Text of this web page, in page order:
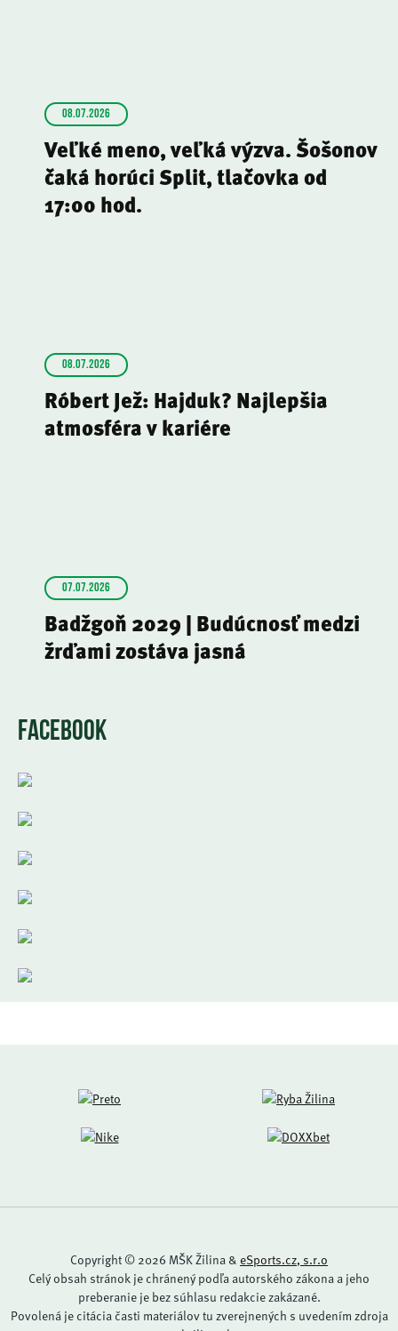
08.07.2026
Veľké meno, veľká výzva. Šošonov
čaká horúci Split, tlačovka od
17:00 hod.
08.07.2026
Róbert Jež: Hajduk? Najlepšia
atmosféra v kariére
07.07.2026
Badžgoň 2029 | Budúcnosť medzi
žrďami zostáva jasná
FACEBOOK
Copyright © 2026 MŠK Žilina & eSports.cz, s.r.o
Celý obsah stránok je chránený podľa autorského zákona a jeho
preberanie je bez súhlasu redakcie zakázané.
Povolená je citácia časti materiálov tu zverejnených s uvedením zdroja